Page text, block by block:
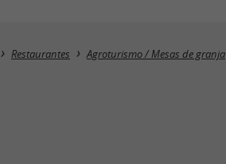
Restaurantes Agroturismo / Mesas de granja